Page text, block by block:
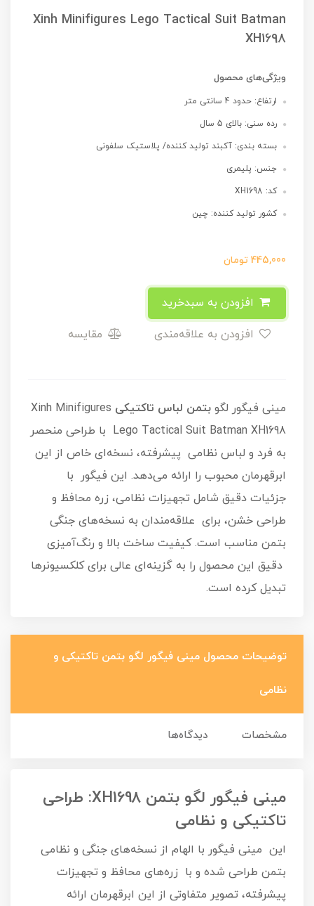
Xinh Minifigures Lego Tactical Suit Batman
XH1698
ویژگی‌های محصول
ارتفاع: حدود 4 سانتی متر
رده سنی: بالای 5 سال
بسته بندی: آکبند تولید کننده/ پلاستیک سلفونی
جنس: پلیمری
کد: XH1698
کشور تولید کننده: چین
445,000 تومان
مقایسه
مینی فیگور لگو بتمن لباس تاکتیکی Xinh Minifigures
Lego Tactical Suit Batman XH1698 با طراحی منحصر
به‌ فرد و لباس نظامی پیشرفته، نسخه‌ای خاص از این
ابرقهرمان محبوب را ارائه می‌دهد. این فیگور با
جزئیات دقیق شامل تجهیزات نظامی، زره محافظ و
طراحی خشن، برای علاقه‌مندان به نسخه‌های جنگی
بتمن مناسب است. کیفیت ساخت بالا و رنگ‌آمیزی
دقیق این محصول را به گزینه‌ای عالی برای کلکسیونرها
تبدیل کرده است.
توضیحات محصول مینی فیگور لگو بتمن تاکتیکی و
نظامی
مشخصات دیدگاه‌ها
مینی فیگور لگو بتمن XH1698: طراحی
تاکتیکی و نظامی
این مینی فیگور با الهام از نسخه‌های جنگی و نظامی
بتمن طراحی شده و با زره‌های محافظ و تجهیزات
پیشرفته، تصویر متفاوتی از این ابرقهرمان ارائه